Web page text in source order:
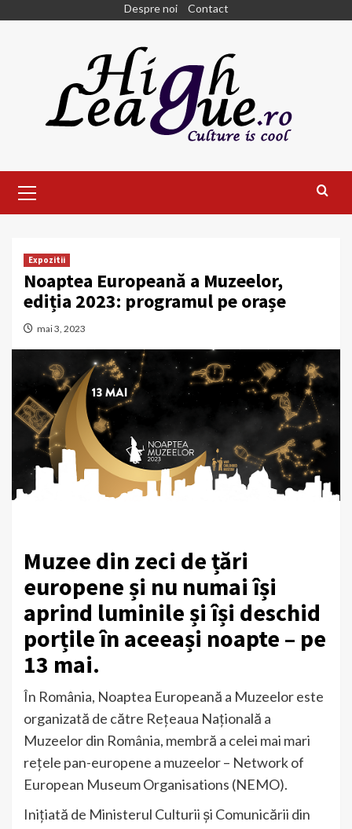
Despre noi Contact
Menu
Expozitii
Noaptea Europeană a Muzeelor,
ediția 2023: programul pe orașe
mai 3, 2023
Muzee din zeci de țări
europene și nu numai își
aprind luminile și își deschid
porțile în aceeași noapte – pe
13 mai.
În România, Noaptea Europeană a Muzeelor este
organizată de către Rețeaua Națională a
Muzeelor din România, membră a celei mai mari
rețele pan-europene a muzeelor – Network of
European Museum Organisations (NEMO).
Inițiată de Ministerul Culturii și Comunicării din